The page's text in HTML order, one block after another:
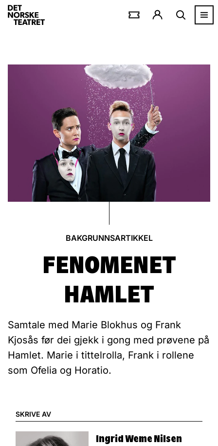
BAKGRUNNSARTIKKEL
FENOMENET
HAMLET
Samtale med Marie Blokhus og Frank
Kjosås før dei gjekk i gong med prøvene på
Hamlet. Marie i tittelrolla, Frank i rollene
som Ofelia og Horatio.
SKRIVE AV
Ingrid Weme Nilsen